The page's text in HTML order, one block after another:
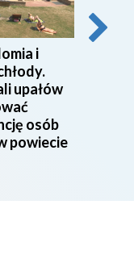
i
upałów
osób
powiecie